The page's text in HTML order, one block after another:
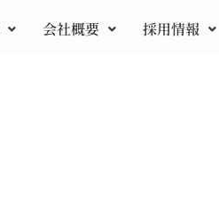
会社概要 採用情報